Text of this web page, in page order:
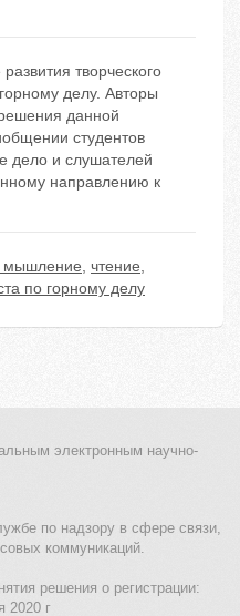
творческого
делу. Авторы
данной
студентов
дело и слушателей
направлению к
мышление, чтение,
по горному делу
электронным научно-
по надзору в сфере связи,
коммуникаций.
решения о регистрации:
2020 г